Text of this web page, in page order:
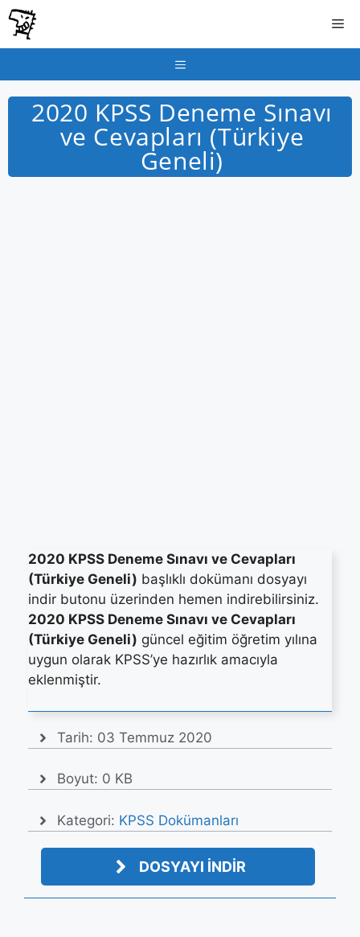
İçeriğe
atla
2020 KPSS Deneme Sınavı
ve Cevapları (Türkiye
Geneli)
2020 KPSS Deneme Sınavı ve Cevapları
(Türkiye Geneli) başlıklı dokümanı dosyayı
indir butonu üzerinden hemen indirebilirsiniz.
2020 KPSS Deneme Sınavı ve Cevapları
(Türkiye Geneli) güncel eğitim öğretim yılına
uygun olarak KPSS’ye hazırlık amacıyla
eklenmiştir.
Tarih: 03 Temmuz 2020
Boyut: 0 KB
Kategori: KPSS Dokümanları
DOSYAYI İNDİR